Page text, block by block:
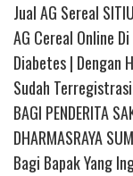
Jual AG Sereal
AG Cereal Online
Diabetes | Dengan
Sudah Terregistrasi
BAGI PENDERITA
DHARMASRAYA
Bagi Bapak Yang